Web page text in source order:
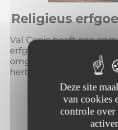
Deze site
van cookies
controle
Religieus
Val Cenis heeft een
erfgoed. De kerken en
omgeving zijn sober
herbergen barokke
MEER